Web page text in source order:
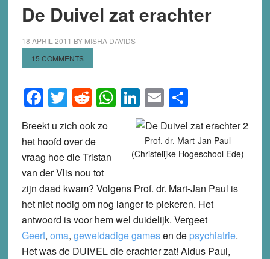
De Duivel zat erachter
18 APRIL 2011 BY MISHA DAVIDS
15 COMMENTS
Facebook
Twitter
Reddit
WhatsApp
LinkedIn
EmailShare
Prof. dr. Mart-Jan Paul
(Christelijke Hogeschool Ede)
Breekt u zich ook zo
het hoofd over de
vraag hoe die Tristan
van der Vlis nou tot
zijn daad kwam? Volgens Prof. dr. Mart-Jan Paul is
het niet nodig om nog langer te piekeren. Het
antwoord is voor hem wel duidelijk. Vergeet
Geert, oma, geweldadige gamesen de psychiatrie.
Het was de DUIVEL die erachter zat! Aldus Paul,